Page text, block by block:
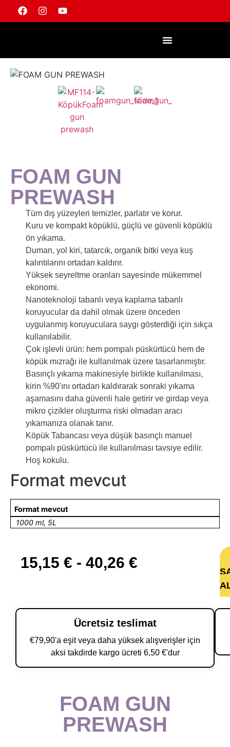
FOAM GUN
PREWASH
Tüm dış yüzeyleri temizler, parlatır ve korur.
Kuru ve kompakt köpüklü, güçlü ve güvenli köpüklü
ön yıkama.
Duman, yol kiri, tatarcık, organik bitki veya kuş
kalıntılarını ortadan kaldırır.
Yüksek seyreltme oranları sayesinde mükemmel
ekonomi.
Nanoteknoloji tabanlı veya kaplama tabanlı
koruyucular da dahil olmak üzere önceden
uygulanmış koruyuculara saygı gösterdiği için sıkça
kullanılabilir.
Çok işlevli ürün: hem pompalı püskürtücü hem de
köpük mızrağı ile kullanılmak üzere tasarlanmıştır.
Basınçlı yıkama makinesiyle birlikte kullanılması,
kirin %90'ını ortadan kaldırarak sonraki yıkama
aşamasını daha güvenli hale getirir ve girdap veya
mikro çizikler oluşturma riski olmadan aracı
yıkamanıza olanak tanır.
Köpük Tabancası veya düşük basınçlı manuel
pompalı püskürtücü ile kullanılması tavsiye edilir.
Hoş kokulu.
Format mevcut
Format mevcut
1000 ml, 5L
15,15 € - 40,26 €
Ücretsiz teslimat
€79,90'a eşit veya daha yüksek alışverişler için
aksi takdirde kargo ücreti 6,50 €'dur
FOAM GUN
PREWASH